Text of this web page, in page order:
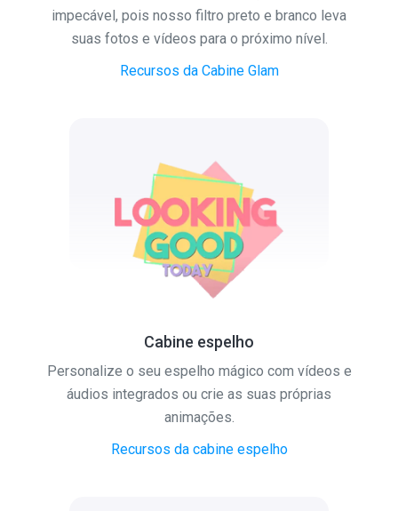
impecável, pois nosso filtro preto e branco leva
suas fotos e vídeos para o próximo nível.
Recursos da Cabine Glam
Cabine espelho
Personalize o seu espelho mágico com vídeos e
áudios integrados ou crie as suas próprias
animações.
Recursos da cabine espelho